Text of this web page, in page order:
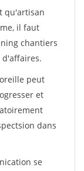
qu'artisan
il faut
chantiers
peut
et
dans
se